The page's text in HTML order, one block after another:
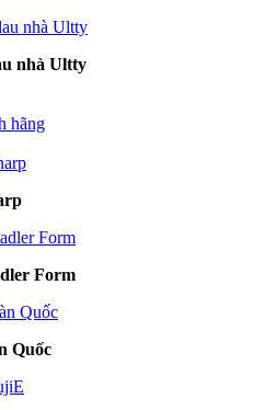
nhà Ultty
hãng
Form
Quốc